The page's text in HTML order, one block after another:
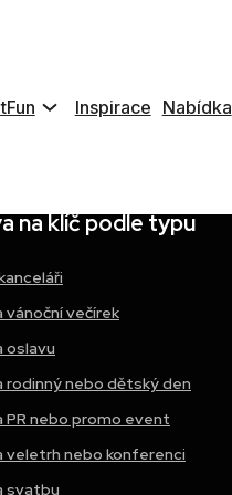
Inspirace Nabídka
na klíč podle typu
vánoční večírek
oslavu
rodinný nebo dětský den
PR nebo promo event
veletrh nebo konferenci
svatbu